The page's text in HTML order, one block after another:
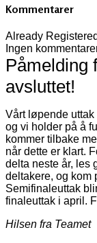
Kommentarer
Already
Ingen
Påmelding
avsluttet!
Vårt løpende
og vi holder på å
kommer tilbake
når dette er klart.
delta neste år, les
deltakere, og kom
Semifinaleuttak
finaleuttak i april.
Hilsen fra Teamet